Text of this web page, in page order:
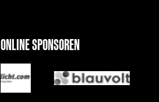
ONLINE SPONSOREN